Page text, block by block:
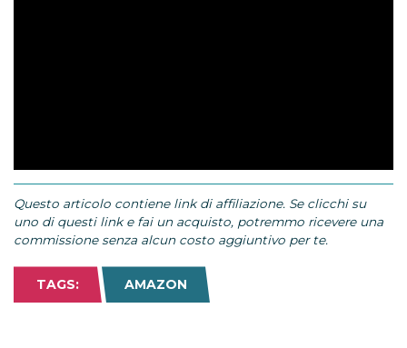
Questo articolo contiene link di affiliazione. Se clicchi su
uno di questi link e fai un acquisto, potremmo ricevere una
commissione senza alcun costo aggiuntivo per te.
TAGS: AMAZON